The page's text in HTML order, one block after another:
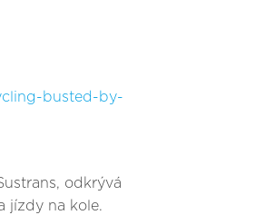
busted-by-
odkrývá
jízdy na kole.